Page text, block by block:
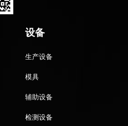
设备
生产设备
模具
辅助设备
检测设备